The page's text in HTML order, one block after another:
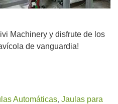
Machinery y disfrute de los
de vanguardia!
Automáticas, Jaulas para